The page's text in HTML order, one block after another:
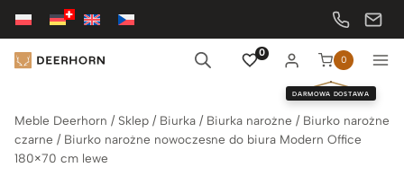
Przejdź
treści
0
0
DARMOWA DOSTAWA
Meble Deerhorn / Sklep / Biurka / Biurka narożne / Biurko narożne
czarne / Biurko narożne nowoczesne do biura Modern Office
180×70 cm lewe